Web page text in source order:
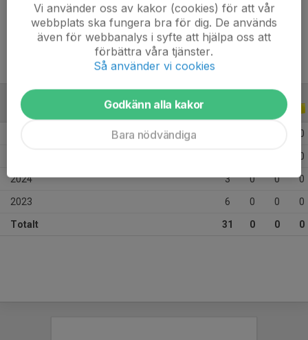
Ålder 17 år
ALLA SERIER ALLA ÅR
0
0
2024 3 0 0 0
2023 6 0 0 0
Totalt 31 0 0 0
Vi använder oss av kakor (cookies) för att vår
webbplats ska fungera bra för dig. De används
även för webbanalys i syfte att hjälpa oss att
förbättra våra tjänster.
Så använder vi cookies
Godkänn alla kakor
Bara nödvändiga